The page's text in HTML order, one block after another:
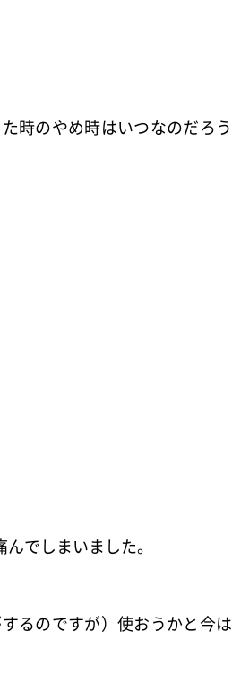
時のやめ時はいつなのだろう
でしまいました。
るのですが）使おうかと今は